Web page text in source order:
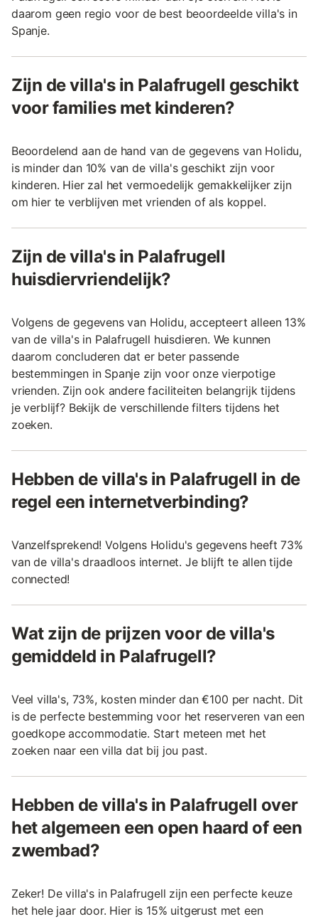
daarom geen regio voor de best beoordeelde villa's in
Spanje.
Zijn de villa's in Palafrugell geschikt
voor families met kinderen?
Beoordelend aan de hand van de gegevens van Holidu,
is minder dan 10% van de villa's geschikt zijn voor
kinderen. Hier zal het vermoedelijk gemakkelijker zijn
om hier te verblijven met vrienden of als koppel.
Zijn de villa's in Palafrugell
huisdiervriendelijk?
Volgens de gegevens van Holidu, accepteert alleen 13%
van de villa's in Palafrugell huisdieren. We kunnen
daarom concluderen dat er beter passende
bestemmingen in Spanje zijn voor onze vierpotige
vrienden. Zijn ook andere faciliteiten belangrijk tijdens
je verblijf? Bekijk de verschillende filters tijdens het
zoeken.
Hebben de villa's in Palafrugell in de
regel een internetverbinding?
Vanzelfsprekend! Volgens Holidu's gegevens heeft 73%
van de villa's draadloos internet. Je blijft te allen tijde
connected!
Wat zijn de prijzen voor de villa's
gemiddeld in Palafrugell?
Veel villa's, 73%, kosten minder dan €100 per nacht. Dit
is de perfecte bestemming voor het reserveren van een
goedkope accommodatie. Start meteen met het
zoeken naar een villa dat bij jou past.
Hebben de villa's in Palafrugell over
het algemeen een open haard of een
zwembad?
Zeker! De villa's in Palafrugell zijn een perfecte keuze
het hele jaar door. Hier is 15% uitgerust met een